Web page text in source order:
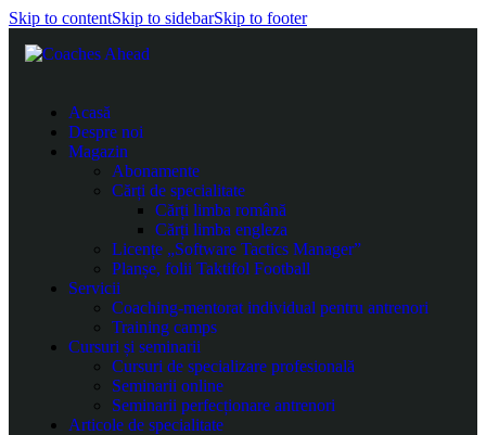
Skip to contentSkip to sidebarSkip to footer
Acasă
Despre noi
Magazin
Abonamente
Cărți de specialitate
Cărți limba română
Cărți limba engleza
Licențe „Software Tactics Manager”
Planșe, folii Taktifol Football
Servicii
Coaching-mentorat individual pentru antrenori
Training camps
Cursuri și seminarii
Cursuri de specializare profesională
Seminarii online
Seminarii perfecționare antrenori
Articole de specialitate